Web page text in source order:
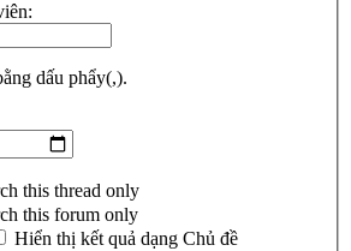
dấu phẩy(,).
this thread only
this forum only
Hiển thị kết quả dạng Chủ đề